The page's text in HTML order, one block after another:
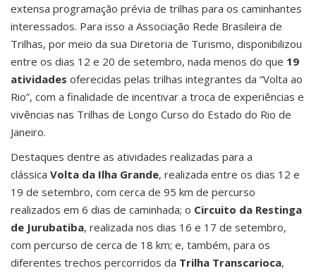
extensa programação prévia de trilhas para os caminhantes
interessados. Para isso a Associação Rede Brasileira de
Trilhas, por meio da sua Diretoria de Turismo, disponibilizou
entre os dias 12 e 20 de setembro, nada menos do que 19
atividades oferecidas pelas trilhas integrantes da “Volta ao
Rio”, com a finalidade de incentivar a troca de experiências e
vivências nas Trilhas de Longo Curso do Estado do Rio de
Janeiro.
Destaques dentre as atividades realizadas para a
clássica Volta da Ilha Grande, realizada entre os dias 12 e
19 de setembro, com cerca de 95 km de percurso
realizados em 6 dias de caminhada; o Circuito da Restinga
de Jurubatiba, realizada nos dias 16 e 17 de setembro,
com percurso de cerca de 18 km; e, também, para os
diferentes trechos percorridos da Trilha Transcarioca,